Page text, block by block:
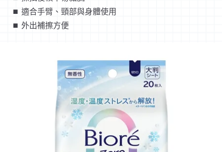
⏹︎ 適合手臂、頸部與身體使用
⏹︎ 外出補擦方便